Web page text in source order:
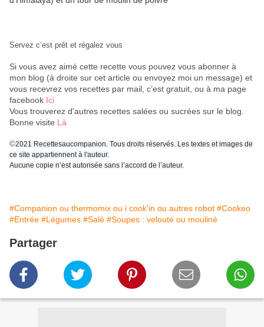
Servez c’est prêt et régalez vous
Si vous avez aimé cette recette vous pouvez vous abonner à
mon blog (à droite sur cet article ou envoyez moi un message) et
vous recevrez vos recettes par mail, c’est gratuit , ou à ma page
facebook Ici
Vous trouverez d'autres recettes salées ou sucrées sur le blog.
Bonne visite Là
©2021 Recettesaucompanion. Tous droits réservés. Les textes et images de
ce site appartiennent à l'auteur.
Aucune copie n’est autorisée sans l’accord de l’auteur.
#Companion ou thermomix ou i cook'in ou autres robot #Cookeo
#Entrée #Légumes #Salé #Soupes : velouté ou mouliné
Partager